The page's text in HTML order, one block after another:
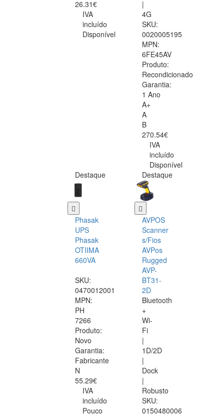
26.31€
IVA
incluído
Disponível
|
4G
SKU:
0020005195
MPN:
6FE45AV
Produto:
Recondicionado
Garantia:
1 Ano
A+
A
B
270.54€
IVA
incluído
Disponível
Destaque
Phasak
UPS
Phasak
OTIIMA
660VA
SKU:
0470012001
MPN:
PH
7266
Produto:
Novo
Garantia:
Fabricante
N
55.29€
IVA
incluído
Pouco
Destaque
AVPOS
Scanner
s/Fios
AVPos
Rugged
AVP-
BT31-
2D
Bluetooth
+
Wi-
Fi
|
1D/2D
|
Dock
|
Robusto
SKU:
0150480006